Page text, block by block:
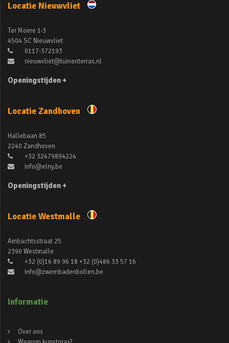
Locatie Nieuwvliet
Ter Moere 1-3
4504 SC Nieuwvliet
0117-372193
nieuwvliet@tuinenterras.nl
Openingstijden +
Locatie Zandhoven
Hallebaan 85
2240 Zandhoven
+32 32479894224
info@elny.be
Openingstijden +
Locatie Westmalle
Ambachtsstraat 25
2390 Westmalle
+32 (0)16 89 96 18 +32 (0)486 33 57 16
info@zwembadenbollen.be
Informatie
Over ons